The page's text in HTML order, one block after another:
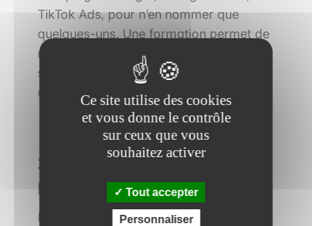
TikTok Ads, pour n’en nommer que
quelques-uns. Une formation permet de
maîtriser ces plateformes et de
s’adapter aux évolutions des
algorithmes.
2. Importance des outils
publicitaires
Maîtriser des outils comme le Facebook
Ce site utilise des cookies
et vous donne le contrôle
sur ceux que vous
souhaitez activer
Tout accepter
Personnaliser